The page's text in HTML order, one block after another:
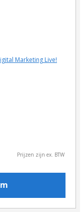
Marketing Live!
Prijzen zijn ex. BTW